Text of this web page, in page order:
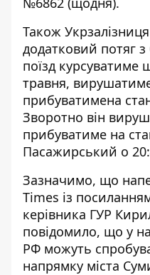
Також
додатковий потяг
поїзд курсуватиме
травня,
прибуватимена
Зворотно він
прибуватиме на
Пасажирський о
Зазначимо, що
Times із
керівника ГУР
повідомило, що у
РФ можуть
напрямку міста